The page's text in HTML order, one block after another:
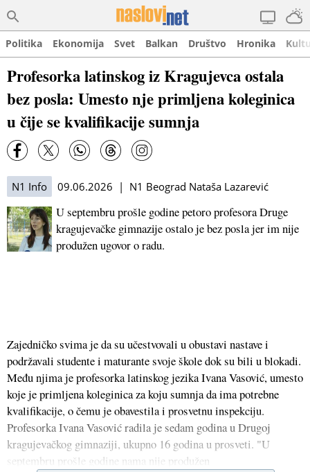
Politika Ekonomija Svet Balkan Društvo Hronika
Profesorka latinskog iz Kragujevca ostala
bez posla: Umesto nje primljena koleginica
u čije se kvalifikacije sumnja
N1 Info 09.06.2026 | N1 Beograd Nataša Lazarević
U septembru prošle godine petoro profesora Druge
kragujevačke gimnazije ostalo je bez posla jer im nije
produžen ugovor o radu.
Zajedničko svima je da su učestvovali u obustavi nastave i
podržavali studente i maturante svoje škole dok su bili u blokadi.
Među njima je profesorka latinskog jezika Ivana Vasović, umesto
koje je primljena koleginica za koju sumnja da ima potrebne
kvalifikacije, o čemu je obavestila i prosvetnu inspekciju.
Profesorka Ivana Vasović radila je sedam godina u Drugoj
kragujevačkog gimnaziji, ukupno 16 godina u prosveti. "U
septembru prošle godine nama nije produžen